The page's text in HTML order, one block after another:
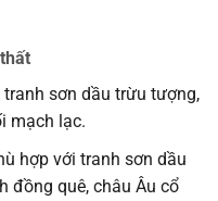
tranh sơn dầu trừu tượng,
mạch lạc.
hợp với tranh sơn dầu
đồng quê, châu Âu cổ